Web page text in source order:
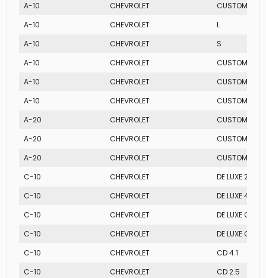
A-10
CHEVROLET
CUSTOM CAB
A-10
CHEVROLET
L
A-10
CHEVROLET
S
A-10
CHEVROLET
CUSTOM LUXE
A-10
CHEVROLET
CUSTOM S
A-10
CHEVROLET
CUSTOM CAB
A-20
CHEVROLET
CUSTOM S
A-20
CHEVROLET
CUSTOM LUXE
A-20
CHEVROLET
CUSTOM S
C-10
CHEVROLET
DE LUXE 2.5
C-10
CHEVROLET
DE LUXE 4.1
C-10
CHEVROLET
DE LUXE CD
C-10
CHEVROLET
DE LUXE CD 4.1
C-10
CHEVROLET
CD 4.1
C-10
CHEVROLET CD 2.5